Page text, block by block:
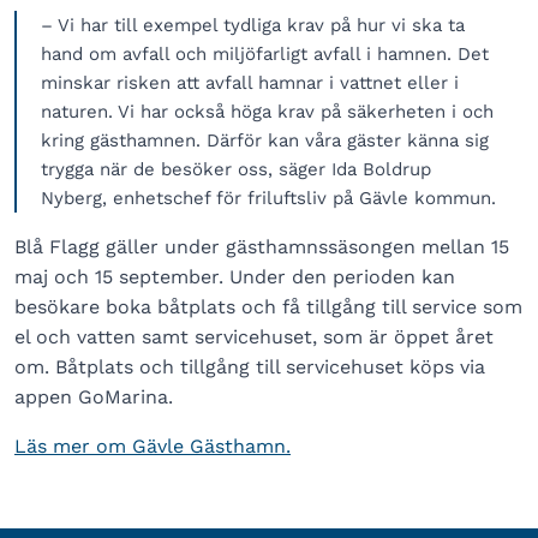
– Vi har till exempel tydliga krav på hur vi ska ta
hand om avfall och miljöfarligt avfall i hamnen. Det
minskar risken att avfall hamnar i vattnet eller i
naturen. Vi har också höga krav på säkerheten i och
kring gästhamnen. Därför kan våra gäster känna sig
trygga när de besöker oss, säger Ida Boldrup
Nyberg, enhetschef för friluftsliv på Gävle kommun.
Blå Flagg gäller under gästhamnssäsongen mellan 15
maj och 15 september. Under den perioden kan
besökare boka båtplats och få tillgång till service som
el och vatten samt servicehuset, som är öppet året
om. Båtplats och tillgång till servicehuset köps via
appen GoMarina.
Läs mer om Gävle Gästhamn.